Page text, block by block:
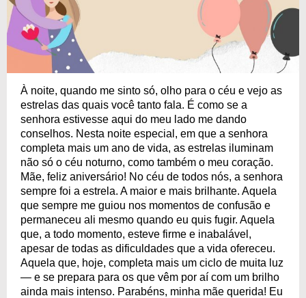
À noite, quando me sinto só, olho para o céu e vejo as
estrelas das quais você tanto fala. É como se a
senhora estivesse aqui do meu lado me dando
conselhos. Nesta noite especial, em que a senhora
completa mais um ano de vida, as estrelas iluminam
não só o céu noturno, como também o meu coração.
Mãe, feliz aniversário! No céu de todos nós, a senhora
sempre foi a estrela. A maior e mais brilhante. Aquela
que sempre me guiou nos momentos de confusão e
permaneceu ali mesmo quando eu quis fugir. Aquela
que, a todo momento, esteve firme e inabalável,
apesar de todas as dificuldades que a vida ofereceu.
Aquela que, hoje, completa mais um ciclo de muita luz
— e se prepara para os que vêm por aí com um brilho
ainda mais intenso. Parabéns, minha mãe querida! Eu